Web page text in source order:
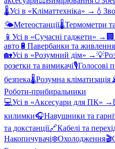
🌡️Усі в «Кліматтехніка» → 💧
🌤️Метеостанції🌡️Термометри
📱 Усі в «Сучасні гаджети» → 🏢
авто 🔋 Павербанки та живлення
🏡Усі в «Розумний дім» →💡
розетки та вимикачі🎙️Голосові
безпека🌡️Розумна кліматизація
Роботи-прибиральники
💻Усі в «Аксесуари для ПК» →
килимки🎧Навушники та
та докстанції🔗Кабелі та
Накопичувачі❄️Охолодження🎬